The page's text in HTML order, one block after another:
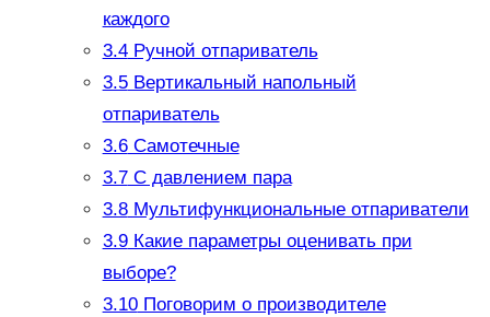
каждого
3.4Ручной отпариватель
3.5Вертикальный напольный
отпариватель
3.6Самотечные
3.7С давлением пара
3.8Мультифункциональные отпариватели
3.9Какие параметры оценивать при
выборе?
3.10Поговорим о производителе